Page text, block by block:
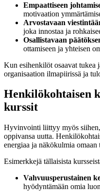
Empaattiseen
motivaation
Arvostavaan
joka innostaa ja
Osallistavaan
ottamiseen ja yhteisen
Kun esihenkilöt osaavat
organisaation ilmapiirissä ja
Henkilökohtaisen
kurssit
Hyvinvointi liittyy myös
oppivansa uutta.
energiaa ja näkökulmia omaan
Esimerkkejä tällaisista
Vahvuusperustainen
hyödyntämään omia